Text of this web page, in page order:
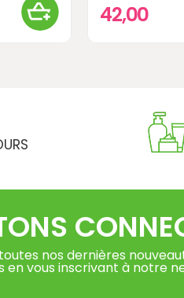
42,00
nos dernières
en vous inscrivant à notre